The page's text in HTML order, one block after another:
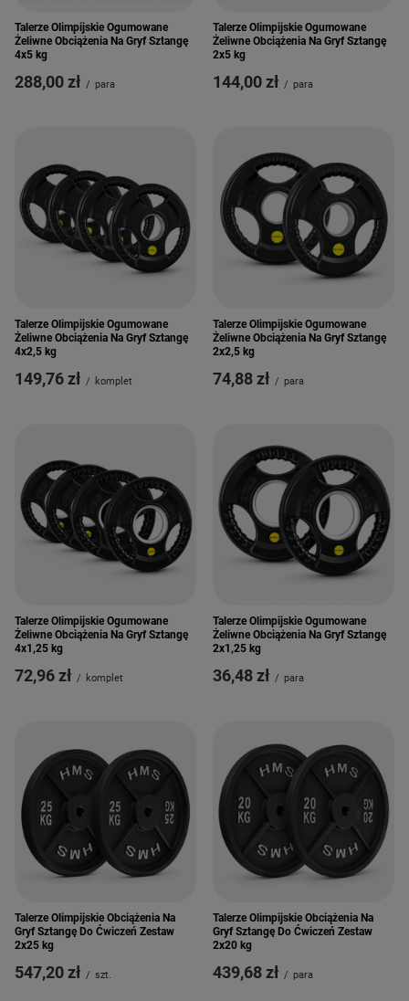
Talerze Olimpijskie Ogumowane
Żeliwne Obciążenia Na Gryf Sztangę
4x5 kg
288,00 zł / para
Talerze Olimpijskie Ogumowane
Żeliwne Obciążenia Na Gryf Sztangę
2x5 kg
144,00 zł / para
Talerze Olimpijskie Ogumowane
Żeliwne Obciążenia Na Gryf Sztangę
4x2,5 kg
149,76 zł / komplet
Talerze Olimpijskie Ogumowane
Żeliwne Obciążenia Na Gryf Sztangę
2x2,5 kg
74,88 zł / para
Talerze Olimpijskie Ogumowane
Żeliwne Obciążenia Na Gryf Sztangę
4x1,25 kg
72,96 zł / komplet
Talerze Olimpijskie Ogumowane
Żeliwne Obciążenia Na Gryf Sztangę
2x1,25 kg
36,48 zł / para
Talerze Olimpijskie Obciążenia Na
Gryf Sztangę Do Ćwiczeń Zestaw
2x25 kg
547,20 zł / szt.
Talerze Olimpijskie Obciążenia Na
Gryf Sztangę Do Ćwiczeń Zestaw
2x20 kg
439,68 zł / para